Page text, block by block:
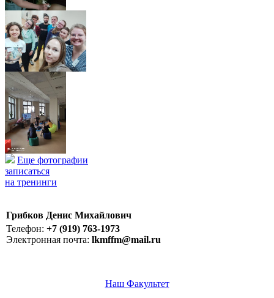
Еще фотографии
записаться
на тренинги
Грибков Денис Михайлович
Телефон: +7 (919) 763-1973
Электронная почта: lkmffm@mail.ru
Наш Факультет